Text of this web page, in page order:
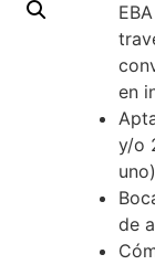
en
y/o
de